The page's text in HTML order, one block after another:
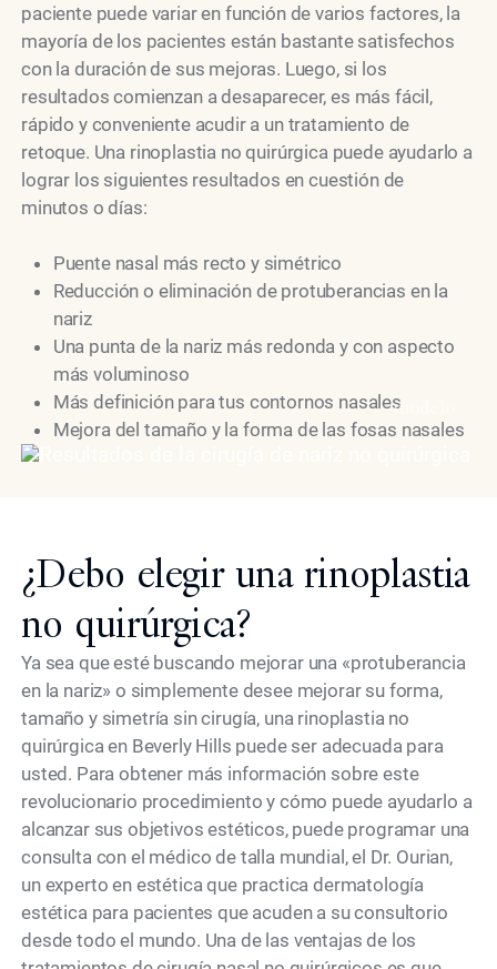
paciente puede variar en función de varios factores, la
mayoría de los pacientes están bastante satisfechos
con la duración de sus mejoras. Luego, si los
resultados comienzan a desaparecer, es más fácil,
rápido y conveniente acudir a un tratamiento de
retoque. Una rinoplastia no quirúrgica puede ayudarlo a
lograr los siguientes resultados en cuestión de
minutos o días:
Puente nasal más recto y simétrico
Reducción o eliminación de protuberancias en la
nariz
Una punta de la nariz más redonda y con aspecto
más voluminoso
Más definición para tus contornos nasales
Mejora del tamaño y la forma de las fosas nasales
modelo
¿Debo elegir una rinoplastia
no quirúrgica?
Ya sea que esté buscando mejorar una «protuberancia
en la nariz» o simplemente desee mejorar su forma,
tamaño y simetría sin cirugía, una rinoplastia no
quirúrgica en Beverly Hills puede ser adecuada para
usted. Para obtener más información sobre este
revolucionario procedimiento y cómo puede ayudarlo a
alcanzar sus objetivos estéticos, puede programar una
consulta con el médico de talla mundial, el Dr. Ourian,
un experto en estética que practica dermatología
estética para pacientes que acuden a su consultorio
desde todo el mundo. Una de las ventajas de los